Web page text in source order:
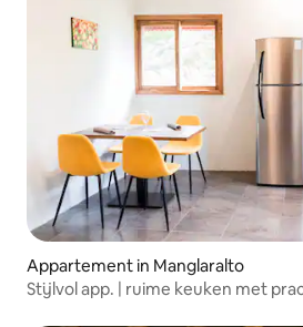
Appartement in Manglaralto
Stijlvol app. | ruime keuken met